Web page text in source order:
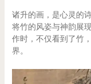
诸升的画，是心灵的
将竹的风姿与神韵展
作时，不仅看到了竹
界。